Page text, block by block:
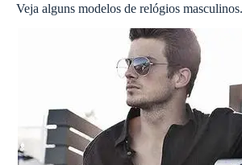
Veja alguns modelos de relógios